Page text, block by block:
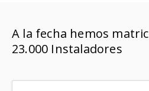
A la fecha hemos
23.000 Instaladores